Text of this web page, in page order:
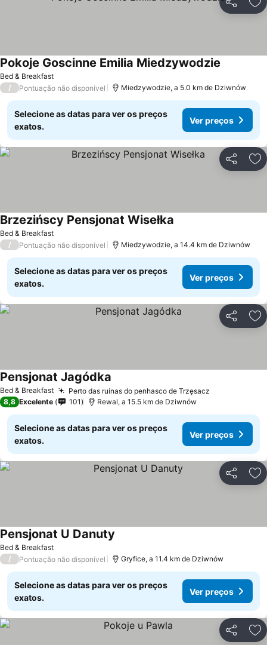
Partilhar
Bed & Breakfast
Pokoje Goscinne Emilia Miedzywodzie
/ Pontuação não disponível Miedzywodzie, a 5.0 km de Dziwnów
Selecione as datas para ver os preços
exatos.
Ver preços
Partilhar
Bed & Breakfast
Brzezińscy Pensjonat Wisełka
/ Pontuação não disponível Miedzywodzie, a 14.4 km de Dziwnów
Selecione as datas para ver os preços
exatos.
Ver preços
Partilhar
Bed & Breakfast Perto das ruínas do penhasco de Trzęsacz
Pensjonat Jagódka
8,8 Excelente 101 Rewal, a 15.5 km de Dziwnów
Selecione as datas para ver os preços
exatos.
Ver preços
Partilhar
Bed & Breakfast
Pensjonat U Danuty
/ Pontuação não disponível Gryfice, a 11.4 km de Dziwnów
Selecione as datas para ver os preços
exatos.
Ver preços
Partilhar